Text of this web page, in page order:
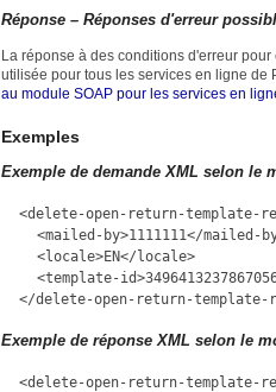
Réponse – Réponses d'erreur
La réponse à des conditions d'erreur
utilisée pour tous les services en ligne
au module SOAP pour les services en
Exemples
Exemple de demande XML selon le
<delete-open-return-template-
<mailed-by>1111111</mailed-
<locale>EN</locale>
<template-
</delete-open-return-template-
Exemple de réponse XML selon le
<delete-open-return-template-